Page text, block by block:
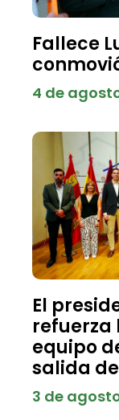
Fallece
4 de
El
refuerza
equipo
salida
3 de